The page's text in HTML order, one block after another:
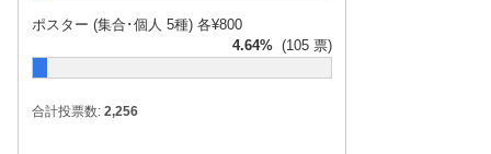
ポスター (集合･個人 5種) 各¥800
4.64% (105 票)
合計投票数: 2,256